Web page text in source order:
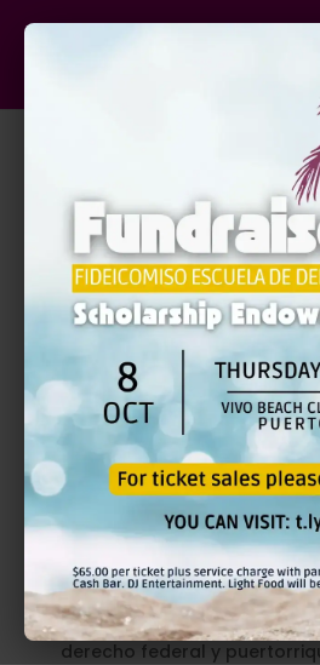
DESCRIPCIÓN DEL
LITI-2011-442*
El curso de repaso de
Federal reconoce la
coexistencia en Puerto Rico
derecho federal y